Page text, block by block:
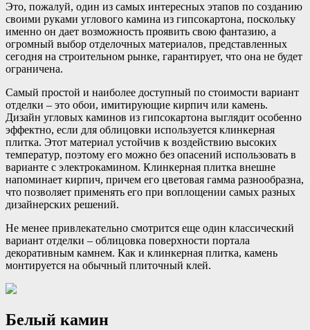
Это, пожалуй, один из самых интересных этапов по созданию
своими руками углового камина из гипсокартона, поскольку
именно он дает возможность проявить свою фантазию, а
огромный выбор отделочных материалов, представленных
сегодня на строительном рынке, гарантирует, что она не будет
ограничена.
Самый простой и наиболее доступный по стоимости вариант
отделки – это обои, имитирующие кирпич или камень.
Дизайн угловых каминов из гипсокартона выглядит особенно
эффектно, если для облицовки используется клинкерная
плитка. Этот материал устойчив к воздействию высоких
температур, поэтому его можно без опасений использовать в
варианте с электрокамином. Клинкерная плитка внешне
напоминает кирпич, причем его цветовая гамма разнообразна,
что позволяет применять его при воплощении самых разных
дизайнерских решений.
Не менее привлекательно смотрится еще один классический
вариант отделки – облицовка поверхности портала
декоративным камнем. Как и клинкерная плитка, камень
монтируется на обычный плиточный клей.
Белый камин